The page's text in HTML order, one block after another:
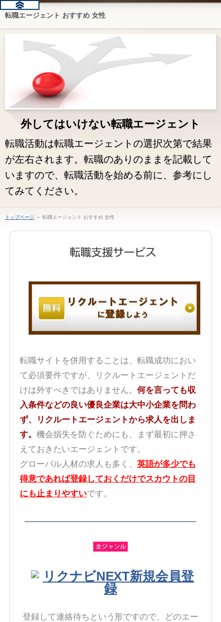
転職エージェント おすすめ 女性
外してはいけない転職エージェント
転職活動は転職エージェントの選択次第で結果
が左右されます。転職のありのままを記載して
いますので、転職活動を始める前に、参考にし
てみてください。
トップページ ＞ 転職エージェント おすすめ 女性
転職サイトを併用することは、転職成功におい
て必須要件ですが、リクルートエージェントだ
けは外すべきではありません。 何を言っても収
入条件などの良い優良企業は大中小企業を問わ
ず、リクルートエージェントから求人を出しま
す。 機会損失を防ぐためにも、まず最初に押さ
えておきたいエージェントです。
グローバル人材の求人も多く、 英語が多少でも
得意であれば登録しておくだけでスカウトの目
にも止まりやすいです。
リクナビNEXT新規会員登
録
登録して連絡待ちという形ですので、どのエー